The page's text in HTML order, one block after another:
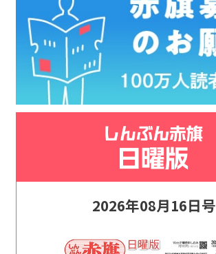
2026年08月16日号